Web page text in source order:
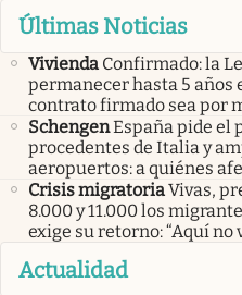
Últimas Noticias
Vivienda Confirmado: la
permanecer hasta 5 años
contrato firmado sea por
SchengenEspaña pide el
procedentes de Italia y
aeropuertos: a quiénes
Crisis migratoriaVivas,
8.000 y 11.000 los
exige su retorno: “Aquí no
Actualidad